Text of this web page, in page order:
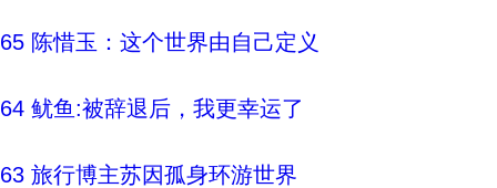
65 陈惜玉：这个世界由自己定义
64 鱿鱼:被辞退后，我更幸运了
63 旅行博主苏因孤身环游世界